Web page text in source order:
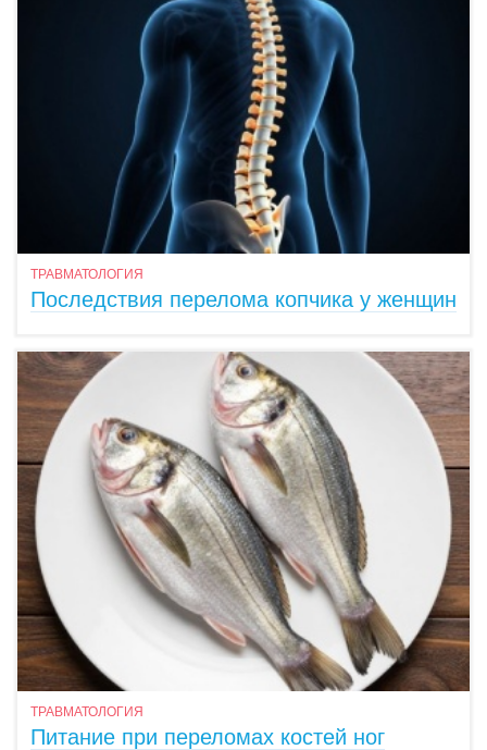
ТРАВМАТОЛОГИЯ
Последствия перелома копчика у женщин
ТРАВМАТОЛОГИЯ
Питание при переломах костей ног